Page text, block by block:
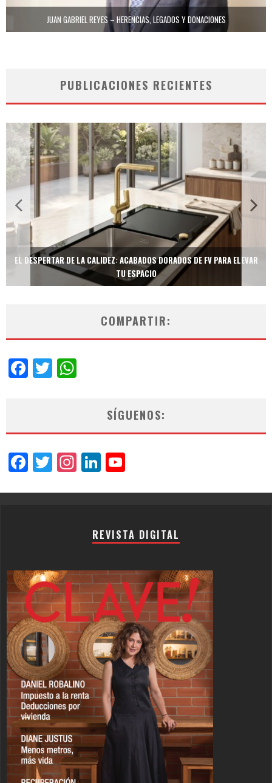
JUAN GABRIEL REYES – HERENCIAS, LEGADOS Y DONACIONES
PUBLICACIONES RECIENTES
TECNOLOGÍA Y BIENESTAR DE VANGUARDIA: EL INODORO INTELIGENTE
NEOTECH DE FV.
COMPARTIR:
Facebook
Twitter
SÍGUENOS:
Facebook
Twitter
Instagram
LinkedIn
REVISTA DIGITAL